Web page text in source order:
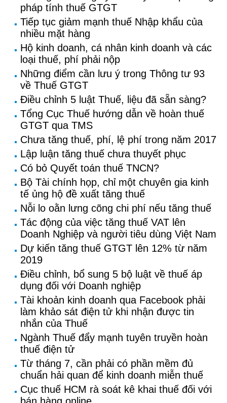
pháp tính thuế GTGT
Tiếp tục giảm mạnh thuế Nhập khẩu của
nhiều mặt hàng
Hộ kinh doanh, cá nhân kinh doanh và các
loại thuế, phí phải nộp
Những điểm cần lưu ý trong Thông tư 93
về Thuế GTGT
Điều chỉnh 5 luật Thuế, liệu đã sẵn sàng?
Tổng Cục Thuế hướng dẫn về hoàn thuế
GTGT qua TMS
Chưa tăng thuế, phí, lệ phí trong năm 2017
Lập luận tăng thuế chưa thuyết phục
Có bỏ Quyết toán thuế TNCN?
Bộ Tài chính họp, chỉ một chuyên gia kinh
tế ủng hộ đề xuất tăng thuế
Nỗi lo oằn lưng cõng chi phí nếu tăng thuế
Tác động của việc tăng thuế VAT lên
Doanh Nghiệp và người tiêu dùng Việt Nam
Dự kiến tăng thuế GTGT lên 12% từ năm
2019
Điều chỉnh, bổ sung 5 bộ luật về thuế áp
dụng đối với Doanh nghiệp
Tài khoản kinh doanh qua Facebook phải
làm khảo sát điện tử khi nhận được tin
nhắn của Thuế
Ngành Thuế đẩy mạnh tuyên truyền hoàn
thuế điện tử
Từ tháng 7, cần phải có phần mềm đủ
chuẩn hải quan để kinh doanh miễn thuế
Cục thuế HCM rà soát kê khai thuế đối với